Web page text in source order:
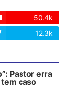
50.4k
12.3k
Pastor erra
caso